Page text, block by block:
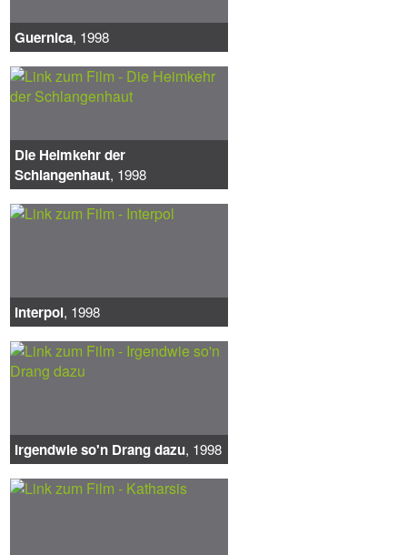
Guernica, 1998
Die Heimkehr der
Schlangenhaut, 1998
Interpol, 1998
Irgendwie so'n Drang dazu, 1998